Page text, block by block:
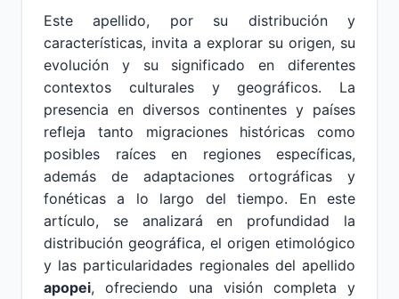
Este apellido, por su distribución y
características, invita a explorar su origen, su
evolución y su significado en diferentes
contextos culturales y geográficos. La
presencia en diversos continentes y países
refleja tanto migraciones históricas como
posibles raíces en regiones específicas,
además de adaptaciones ortográficas y
fonéticas a lo largo del tiempo. En este
artículo, se analizará en profundidad la
distribución geográfica, el origen etimológico
y las particularidades regionales del apellido
apopei, ofreciendo una visión completa y